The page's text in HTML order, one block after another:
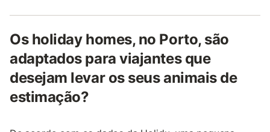
Os holiday homes, no Porto, são
adaptados para viajantes que
desejam levar os seus animais de
estimação?